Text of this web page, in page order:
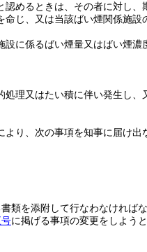
めるときは、その者に対し
じ、又は当該ばい煙関係施設
に係るばい煙量又はばい煙
理又はたい積に伴い発生し、
り、次の事項を知事に届け出
類を添附して行なわなければな
に掲げる事項の変更をしよう